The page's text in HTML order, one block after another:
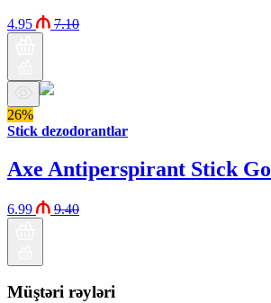
4.95 7.10
26%
Stick dezodorantlar
Axe Antiperspirant Stick
6.99 9.40
Müştəri rəyləri